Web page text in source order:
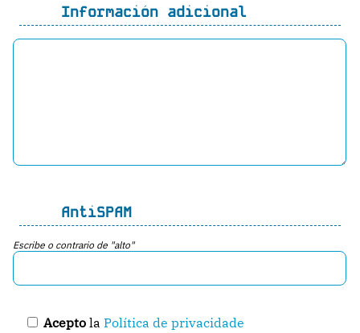
Información adicional
AntiSPAM
Escribe o contrario de "alto"
Acepto laPolítica de privacidade